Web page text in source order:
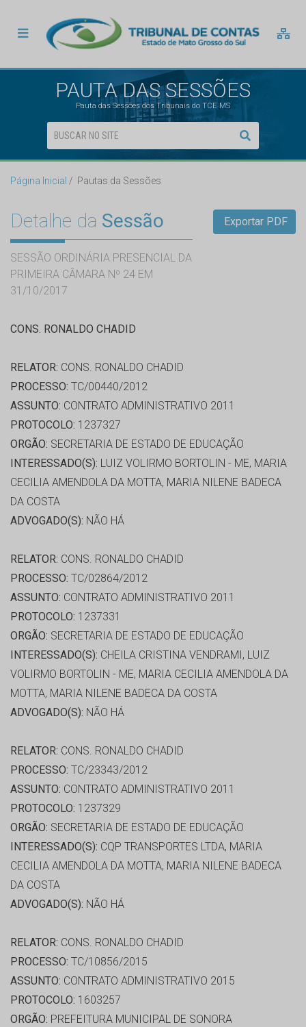
PAUTA DAS SESSÕES
Pauta das Sessões dos Tribunais do TCE MS
Página Inicial Pautas da Sessões
Detalhe da Sessão
SESSÃO ORDINÁRIA PRESENCIAL DA
PRIMEIRA CÂMARA Nº 24 EM
31/10/2017
Exportar PDF
CONS. RONALDO CHADID
RELATOR: CONS. RONALDO CHADID
PROCESSO: TC/00440/2012
ASSUNTO: CONTRATO ADMINISTRATIVO 2011
PROTOCOLO: 1237327
ORGÃO: SECRETARIA DE ESTADO DE EDUCAÇÃO
INTERESSADO(S): LUIZ VOLIRMO BORTOLIN - ME, MARIA
CECILIA AMENDOLA DA MOTTA, MARIA NILENE BADECA
DA COSTA
ADVOGADO(S): NÃO HÁ
RELATOR: CONS. RONALDO CHADID
PROCESSO: TC/02864/2012
ASSUNTO: CONTRATO ADMINISTRATIVO 2011
PROTOCOLO: 1237331
ORGÃO: SECRETARIA DE ESTADO DE EDUCAÇÃO
INTERESSADO(S): CHEILA CRISTINA VENDRAMI, LUIZ
VOLIRMO BORTOLIN - ME, MARIA CECILIA AMENDOLA DA
MOTTA, MARIA NILENE BADECA DA COSTA
ADVOGADO(S): NÃO HÁ
RELATOR: CONS. RONALDO CHADID
PROCESSO: TC/23343/2012
ASSUNTO: CONTRATO ADMINISTRATIVO 2011
PROTOCOLO: 1237329
ORGÃO: SECRETARIA DE ESTADO DE EDUCAÇÃO
INTERESSADO(S): CQP TRANSPORTES LTDA, MARIA
CECILIA AMENDOLA DA MOTTA, MARIA NILENE BADECA
DA COSTA
ADVOGADO(S): NÃO HÁ
RELATOR: CONS. RONALDO CHADID
PROCESSO: TC/10856/2015
ASSUNTO: CONTRATO ADMINISTRATIVO 2015
PROTOCOLO: 1603257
ORGÃO: PREFEITURA MUNICIPAL DE SONORA